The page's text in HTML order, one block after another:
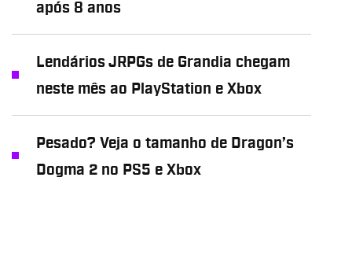
após 8 anos
Lendários JRPGs de Grandia chegam
neste mês ao PlayStation e Xbox
Pesado? Veja o tamanho de Dragon’s
Dogma 2 no PS5 e Xbox